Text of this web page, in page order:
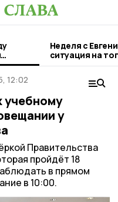
Неделя с
ситуация на
городе и
12:02
учебному
у
Правительства
пройдёт 18
в прямом
в 10:00.